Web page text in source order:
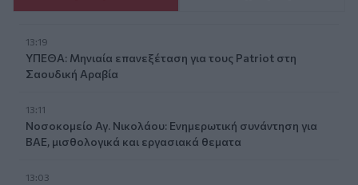
13:19
ΥΠΕΘΑ: Μηνιαία επανεξέταση για τους Patriot στη
Σαουδική Αραβία
13:11
Νοσοκομείο Αγ. Νικολάου: Ενημερωτική συνάντηση για
ΒΑΕ, μισθολογικά και εργασιακά θεματα
13:03